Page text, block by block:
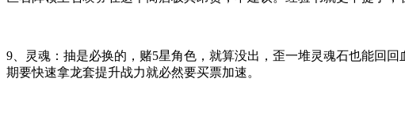
9、 灵魂：抽是必换的，赌5星角色，就算没出，歪一堆灵魂石也能回
期要快速拿龙套提升战力就必然要买票加速。